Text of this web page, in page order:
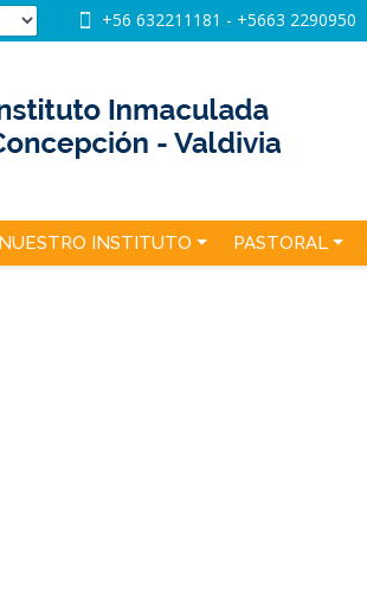
+56 632211181 - +5663 2290950
NUESTRO INSTITUTO PASTORAL